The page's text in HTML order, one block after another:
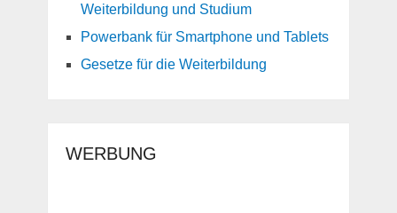
Weiterbildung und Studium
Powerbank für Smartphone und Tablets
Gesetze für die Weiterbildung
WERBUNG